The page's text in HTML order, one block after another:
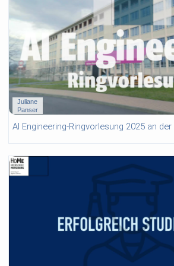
Juliane
Panser
01:01 duration